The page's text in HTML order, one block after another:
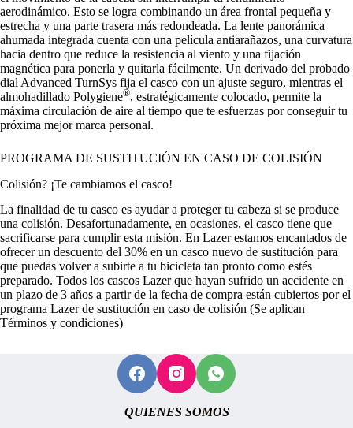
aerodinámico. Esto se logra combinando un área frontal pequeña y
estrecha y una parte trasera más redondeada. La lente panorámica
ahumada integrada cuenta con una película antiarañazos, una curvatura
hacia dentro que reduce la resistencia al viento y una fijación
magnética para ponerla y quitarla fácilmente. Un derivado del probado
dial Advanced TurnSys fija el casco con un ajuste seguro, mientras el
almohadillado Polygiene®, estratégicamente colocado, permite la
máxima circulación de aire al tiempo que te esfuerzas por conseguir tu
próxima mejor marca personal.
PROGRAMA DE SUSTITUCIÓN EN CASO DE COLISIÓN
Colisión? ¡Te cambiamos el casco!
La finalidad de tu casco es ayudar a proteger tu cabeza si se produce
una colisión. Desafortunadamente, en ocasiones, el casco tiene que
sacrificarse para cumplir esta misión. En Lazer estamos encantados de
ofrecer un descuento del 30% en un casco nuevo de sustitución para
que puedas volver a subirte a tu bicicleta tan pronto como estés
preparado. Todos los cascos Lazer que hayan sufrido un accidente en
un plazo de 3 años a partir de la fecha de compra están cubiertos por el
programa Lazer de sustitución en caso de colisión (Se aplican
Términos y condiciones)
QUIENES SOMOS